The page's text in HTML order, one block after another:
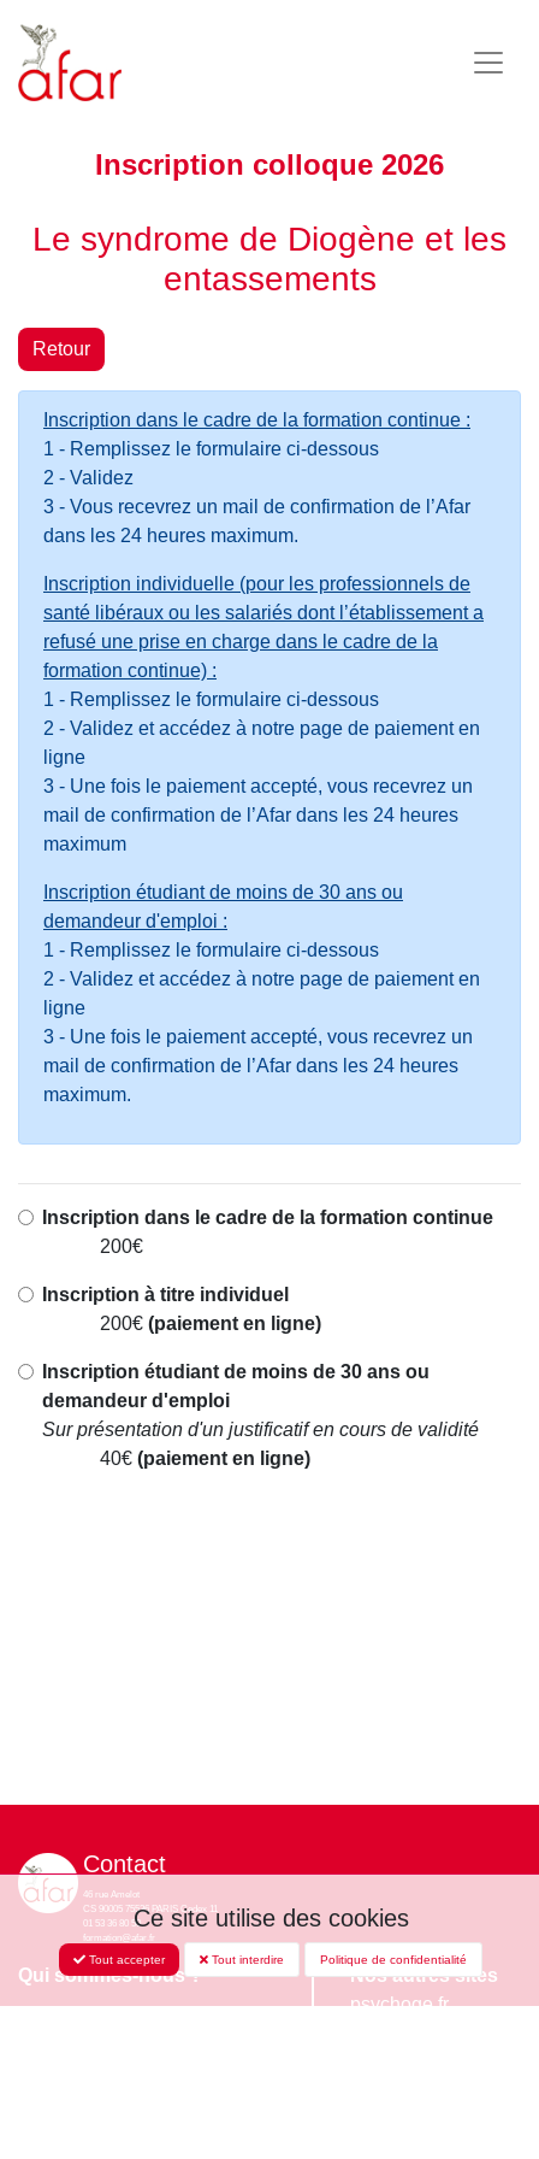
Inscription colloque 2026
Le syndrome de Diogène et les
entassements
Retour
Inscription dans le cadre de la formation continue :
1 - Remplissez le formulaire ci-dessous
2 - Validez
3 - Vous recevrez un mail de confirmation de l’Afar
dans les 24 heures maximum.
Inscription individuelle (pour les professionnels de
santé libéraux ou les salariés dont l’établissement a
refusé une prise en charge dans le cadre de la
formation continue) :
1 - Remplissez le formulaire ci-dessous
2 - Validez et accédez à notre page de paiement en
ligne
3 - Une fois le paiement accepté, vous recevrez un
mail de confirmation de l’Afar dans les 24 heures
maximum
Inscription étudiant de moins de 30 ans ou
demandeur d'emploi :
1 - Remplissez le formulaire ci-dessous
2 - Validez et accédez à notre page de paiement en
ligne
3 - Une fois le paiement accepté, vous recevrez un
mail de confirmation de l’Afar dans les 24 heures
maximum.
Inscription dans le cadre de la formation continue
200€
Inscription à titre individuel
200€ (paiement en ligne)
Inscription étudiant de moins de 30 ans ou
demandeur d'emploi
Sur présentation d'un justificatif en cours de validité
40€ (paiement en ligne)
Contact
46 rue Amelot
CS 90005 75536 PARIS Cedex 11
01 53 36 80 50
formation@afar.fr
Qui sommes-nous ?
Nos autres sites
psychoge.fr
Ce site utilise des cookies
Tout accepter Tout interdire Politique de confidentialité